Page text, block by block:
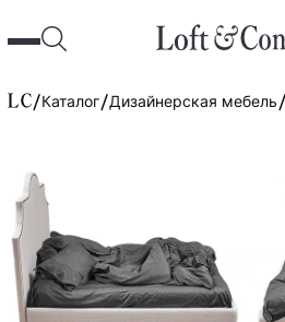
Каталог Дизайнерская мебель